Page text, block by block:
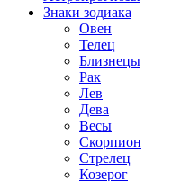
Знаки зодиака
Овен
Телец
Близнецы
Рак
Лев
Дева
Весы
Скорпион
Стрелец
Козерог